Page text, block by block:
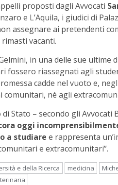
proposti dagli Avvocati
e L’Aquila, i giudici di
assegnare ai pretendenti
vacanti.
in una delle sue ultime
fossero riassegnati agli
cadde nel vuoto e,
comunitari, né agli
di Stato – secondo gli Avvocati
oggi
a studiare e rappresenta
e extracomunitari”.
e della Ricerca medicina